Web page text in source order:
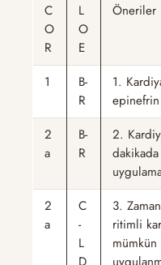
C
O
R
L
O
E
Öneriler
1
B-
R
1.
epinefrin
2
a
B-
R
2.
2
a
C
-
L
3.
ritimli
mümkün